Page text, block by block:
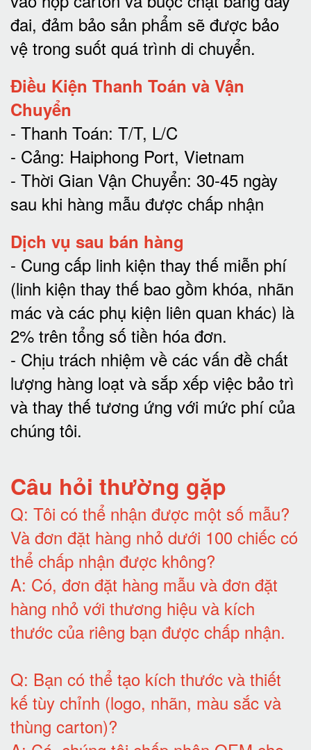
đai, đảm bảo sản phẩm sẽ được bảo
vệ trong suốt quá trình di chuyển.
Điều Kiện Thanh Toán và Vận
Chuyển
- Thanh Toán: T/T, L/C
- Cảng: Haiphong Port, Vietnam
- Thời Gian Vận Chuyển: 30-45 ngày
sau khi hàng mẫu được chấp nhận
Dịch vụ sau bán hàng
- Cung cấp linh kiện thay thế miễn phí
(linh kiện thay thế bao gồm khóa, nhãn
mác và các phụ kiện liên quan khác) là
2% trên tổng số tiền hóa đơn.
- Chịu trách nhiệm về các vấn đề chất
lượng hàng loạt và sắp xếp việc bảo trì
và thay thế tương ứng với mức phí của
chúng tôi.
Câu hỏi thường gặp
Q: Tôi có thể nhận được một số mẫu?
Và đơn đặt hàng nhỏ dưới 100 chiếc có
thể chấp nhận được không?
A: Có, đơn đặt hàng mẫu và đơn đặt
hàng nhỏ với thương hiệu và kích
thước của riêng bạn được chấp nhận.
Q: Bạn có thể tạo kích thước và thiết
kế tùy chỉnh (logo, nhãn, màu sắc và
thùng carton)?